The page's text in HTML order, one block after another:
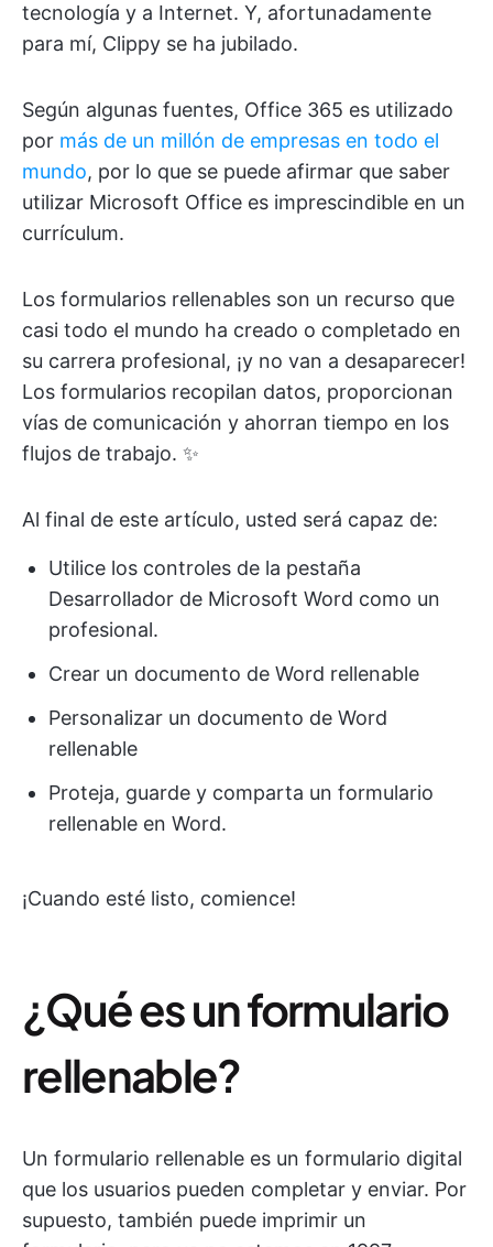
tecnología y a Internet. Y, afortunadamente
para mí, Clippy se ha jubilado.
Según algunas fuentes, Office 365 es utilizado
por más de un millón de empresas en todo el
mundo, por lo que se puede afirmar que saber
utilizar Microsoft Office es imprescindible en un
currículum.
Los formularios rellenables son un recurso que
casi todo el mundo ha creado o completado en
su carrera profesional, ¡y no van a desaparecer!
Los formularios recopilan datos, proporcionan
vías de comunicación y ahorran tiempo en los
flujos de trabajo. ✨
Al final de este artículo, usted será capaz de:
Utilice los controles de la pestaña
Desarrollador de Microsoft Word como un
profesional.
Crear un documento de Word rellenable
Personalizar un documento de Word
rellenable
Proteja, guarde y comparta un formulario
rellenable en Word.
¡Cuando esté listo, comience!
¿Qué es un formulario
rellenable?
Un formulario rellenable es un formulario digital
que los usuarios pueden completar y enviar. Por
supuesto, también puede imprimir un